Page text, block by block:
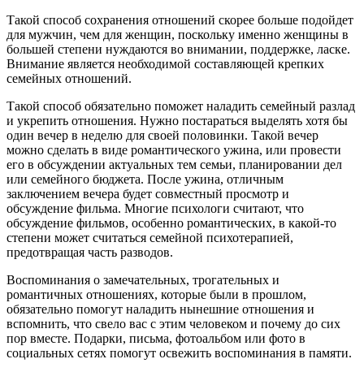
Такой способ сохранения отношений скорее больше подойдет
для мужчин, чем для женщин, поскольку именно женщины в
большей степени нуждаются во внимании, поддержке, ласке.
Внимание является необходимой составляющей крепких
семейных отношений.
Такой способ обязательно поможет наладить семейный разлад
и укрепить отношения. Нужно постараться выделять хотя бы
один вечер в неделю для своей половинки. Такой вечер
можно сделать в виде романтического ужина, или провести
его в обсуждении актуальных тем семьи, планировании дел
или семейного бюджета. После ужина, отличным
заключением вечера будет совместный просмотр и
обсуждение фильма. Многие психологи считают, что
обсуждение фильмов, особенно романтических, в какой-то
степени может считаться семейной психотерапией,
предотвращая часть разводов.
Воспоминания о замечательных, трогательных и
романтичных отношениях, которые были в прошлом,
обязательно помогут наладить нынешние отношения и
вспомнить, что свело вас с этим человеком и почему до сих
пор вместе. Подарки, письма, фотоальбом или фото в
социальных сетях помогут освежить воспоминания в памяти.